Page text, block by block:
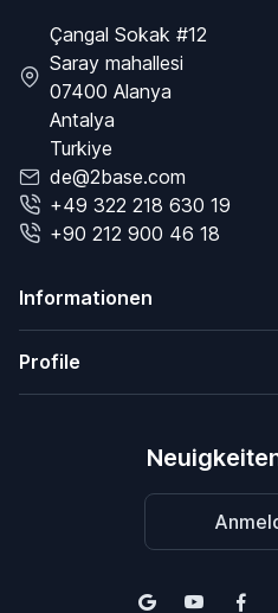
Çangal Sokak #12
Saray mahallesi
07400 Alanya
Antalya
Turkiye
de@2base.com
+49 322 218 630 19
+90 212 900 46 18
Informationen
Profile